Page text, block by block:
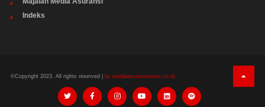
Indeks
©Copyright 2023. All rights reserved | by mediaasuransinews.co.id.